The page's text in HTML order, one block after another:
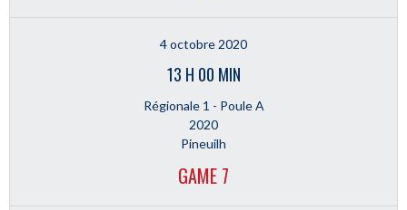
4 octobre 2020
13 H 00 MIN
Régionale 1 - Poule A
2020
Pineuilh
GAME 7